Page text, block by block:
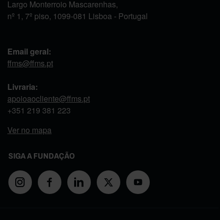
Largo Monterroio Mascarenhas,
nº 1, 7º piso, 1099-081 Lisboa - Portugal
Email geral:
ffms@ffms.pt
Livraria:
apoioaocliente@ffms.pt
+351 219 381 223
Ver no mapa
SIGA A FUNDAÇÃO